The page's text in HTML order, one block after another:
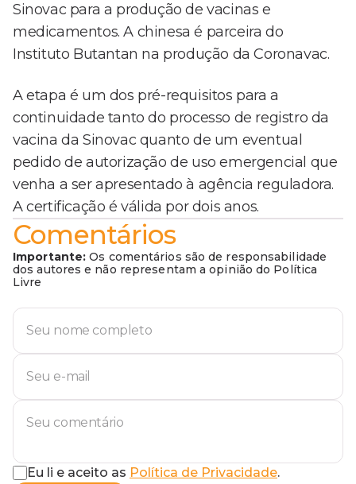
Sinovac para a produção de vacinas e
medicamentos. A chinesa é parceira do
Instituto Butantan na produção da Coronavac.
A etapa é um dos pré-requisitos para a
continuidade tanto do processo de registro da
vacina da Sinovac quanto de um eventual
pedido de autorização de uso emergencial que
venha a ser apresentado à agência reguladora.
A certificação é válida por dois anos.
Comentários
Importante: Os comentários são de responsabilidade
dos autores e não representam a opinião do Política
Livre
Eu li e aceito as Política de Privacidade.